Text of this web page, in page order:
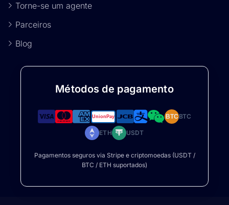
Torne-se um agente
Parceiros
Blog
Métodos de pagamento
BTCBTC
ETH USDT
Pagamentos seguros via Stripe e criptomoedas (USDT /
BTC / ETH suportados)